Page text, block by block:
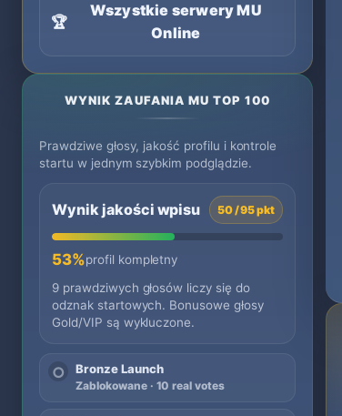
🏆
Wszystkie serwery MU
Online
WYNIK ZAUFANIA MU TOP 100
Prawdziwe głosy, jakość profilu i kontrole
startu w jednym szybkim podglądzie.
Wynik jakości wpisu 50 / 95 pkt
53%profil kompletny
9 prawdziwych głosów liczy się do
odznak startowych. Bonusowe głosy
Gold/VIP są wykluczone.
○ Bronze Launch
Zablokowane · 10 real votes